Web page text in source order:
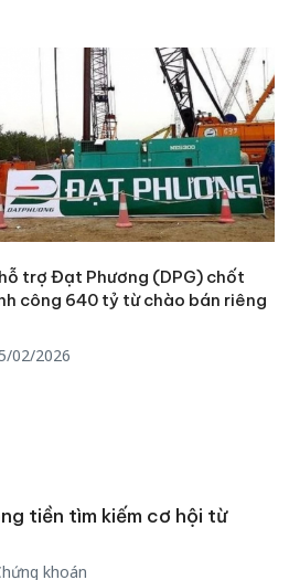
trợ Đạt Phương (DPG) chốt
công 640 tỷ từ chào bán riêng
02/2026
tiền tìm kiếm cơ hội từ
khoán